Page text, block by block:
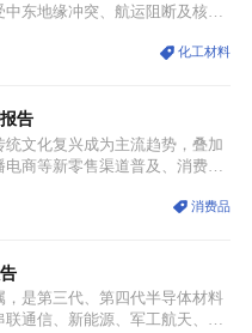
东地缘冲突、航运阻断及核心
寡头垄断的供应链格局彻底瓦
并沿高频覆铜板、PCB电路板向
高端电子终端持续传导，全产业
均承受巨大压力。
化工材料
告
文化复兴成为主流趋势，叠加
商等新零售渠道普及、消费群
日、古风活动等小众场景，逐步
标准落地、生产技术升级、原
一步夯实产业发展根基，吸引传
等跨界入局，市场活力持续释
消费品
，是第三代、第四代半导体材料
联通信、新能源、军工航天、光